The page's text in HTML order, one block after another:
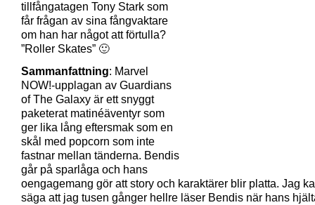
tillfångatagen Tony Stark som
får frågan av sina fångvaktare
om han har något att förtulla?
”Roller Skates” 🙂
Sammanfattning: Marvel
NOW!-upplagan av Guardians
of The Galaxy är ett snyggt
paketerat matinéäventyr som
ger lika lång eftersmak som en
skål med popcorn som inte
fastnar mellan tänderna. Bendis
går på sparlåga och hans
oengagemang gör att story och karaktärer blir platta. Jag
säga att jag tusen gånger hellre läser Bendis när hans